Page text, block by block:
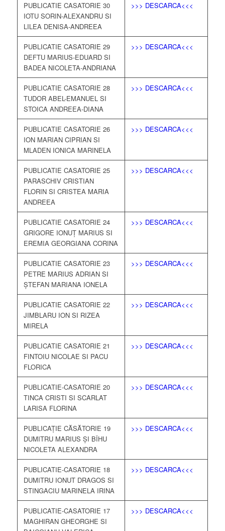
PUBLICATIE CASATORIE 30
IOTU SORIN-ALEXANDRU SI
LILEA DENISA-ANDREEA
>>> DESCARCA<<<
PUBLICATIE CASATORIE 29
DEFTU MARIUS-EDUARD SI
BADEA NICOLETA-ANDRIANA
>>> DESCARCA<<<
PUBLICATIE CASATORIE 28
TUDOR ABEL-EMANUEL SI
STOICA ANDREEA-DIANA
>>> DESCARCA<<<
PUBLICATIE CASATORIE 26
ION MARIAN CIPRIAN SI
MLADEN IONICA MARINELA
>>> DESCARCA<<<
PUBLICATIE CASATORIE 25
PARASCHIV CRISTIAN
FLORIN SI CRISTEA MARIA
ANDREEA
>>> DESCARCA<<<
PUBLICATIE CASATORIE 24
GRIGORE IONUȚ MARIUS SI
EREMIA GEORGIANA CORINA
>>> DESCARCA<<<
PUBLICATIE CASATORIE 23
PETRE MARIUS ADRIAN SI
ȘTEFAN MARIANA IONELA
>>> DESCARCA<<<
PUBLICATIE CASATORIE 22
JIMBLARU ION SI RIZEA
MIRELA
>>> DESCARCA<<<
PUBLICATIE CASATORIE 21
FINTOIU NICOLAE SI PACU
FLORICA
>>> DESCARCA<<<
PUBLICATIE-CASATORIE 20
TINCA CRISTI SI SCARLAT
LARISA FLORINA
>>> DESCARCA<<<
PUBLICAȚIE CĂSĂTORIE 19
DUMITRU MARIUS ȘI BÎHU
NICOLETA ALEXANDRA
>>> DESCARCA<<<
PUBLICATIE-CASATORIE 18
DUMITRU IONUT DRAGOS SI
STINGACIU MARINELA IRINA
>>> DESCARCA<<<
PUBLICATIE-CASATORIE 17
MAGHIRAN GHEORGHE SI
>>> DESCARCA<<<